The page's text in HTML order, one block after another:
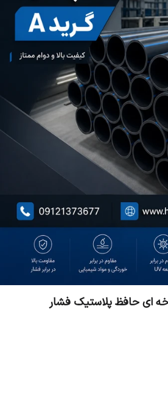
شاخه ای حافظ پلاستیک فشار